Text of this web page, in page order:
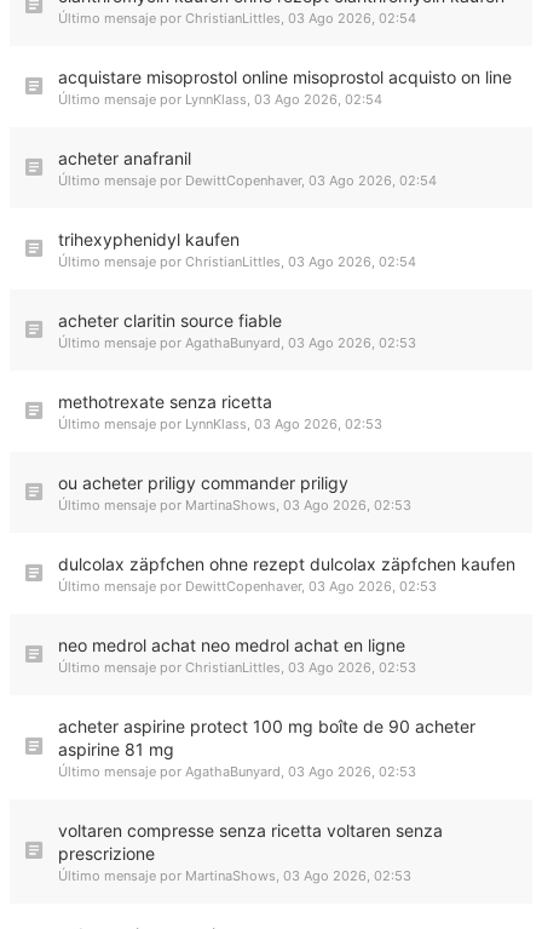
Último mensaje por ChristianLittles, 03 Ago 2026, 02:54
acquistare misoprostol online misoprostol acquisto on line
Último mensaje por LynnKlass, 03 Ago 2026, 02:54
acheter anafranil
Último mensaje por DewittCopenhaver, 03 Ago 2026, 02:54
trihexyphenidyl kaufen
Último mensaje por ChristianLittles, 03 Ago 2026, 02:54
acheter claritin source fiable
Último mensaje por AgathaBunyard, 03 Ago 2026, 02:53
methotrexate senza ricetta
Último mensaje por LynnKlass, 03 Ago 2026, 02:53
ou acheter priligy commander priligy
Último mensaje por MartinaShows, 03 Ago 2026, 02:53
dulcolax zäpfchen ohne rezept dulcolax zäpfchen kaufen
Último mensaje por DewittCopenhaver, 03 Ago 2026, 02:53
neo medrol achat neo medrol achat en ligne
Último mensaje por ChristianLittles, 03 Ago 2026, 02:53
acheter aspirine protect 100 mg boîte de 90 acheter
aspirine 81 mg
Último mensaje por AgathaBunyard, 03 Ago 2026, 02:53
voltaren compresse senza ricetta voltaren senza
prescrizione
Último mensaje por MartinaShows, 03 Ago 2026, 02:53